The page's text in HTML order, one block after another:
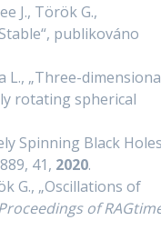
J., Török G.,
publikováno
L., „Three-
rotating spherical
Spinning Black Holes
889, 41, 2020.
G., „Oscillations of
of